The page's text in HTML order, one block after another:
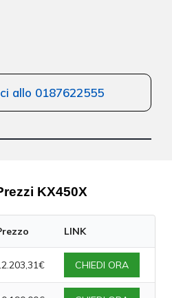
allo 0187622555
KX450X
LINK
CHIEDI ORA